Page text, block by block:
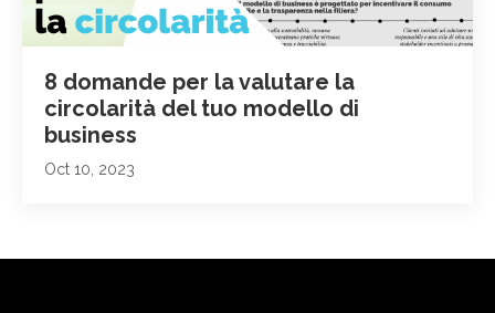
8 domande per la valutare la
circolarità del tuo modello di
business
Oct 10, 2023